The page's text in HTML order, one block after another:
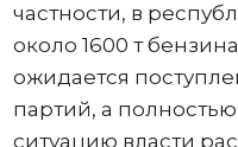
частности, в
около 1600 т
ожидается
партий, а
ситуацию власти